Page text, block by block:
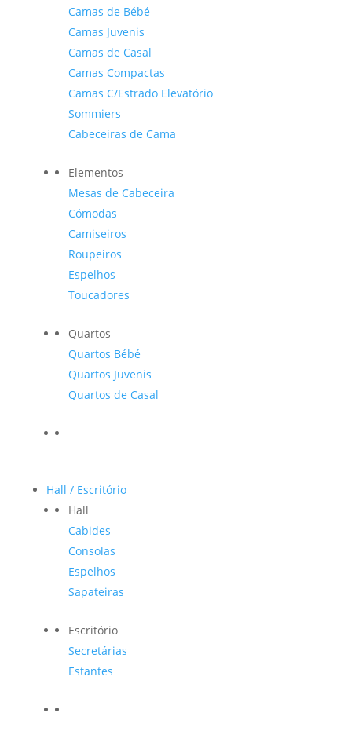
Camas de Bébé
Camas Juvenis
Camas de Casal
Camas Compactas
Camas C/Estrado Elevatório
Sommiers
Cabeceiras de Cama
Elementos
Mesas de Cabeceira
Cómodas
Camiseiros
Roupeiros
Espelhos
Toucadores
Quartos
Quartos Bébé
Quartos Juvenis
Quartos de Casal
Hall / Escritório
Hall
Cabides
Consolas
Espelhos
Sapateiras
Escritório
Secretárias
Estantes